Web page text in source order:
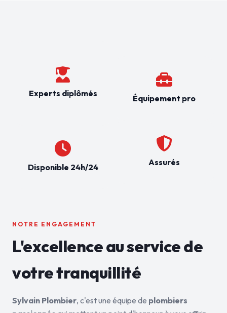
Experts diplômés
Disponible 24h/24
Équipement pro
Assurés
NOTRE ENGAGEMENT
L'excellence au service de
votre tranquillité
Sylvain Plombier, c'est une équipe de plombiers